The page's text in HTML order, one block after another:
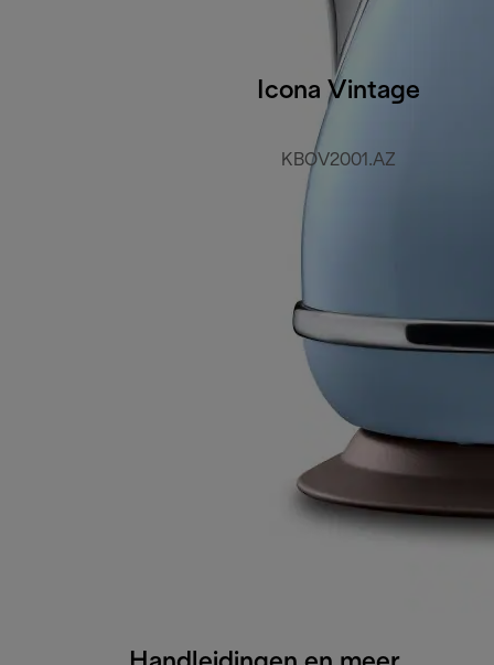
Icona Vintage
KBOV2001.AZ